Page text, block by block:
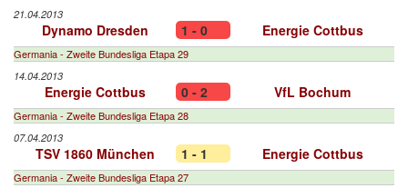
21.04.2013
Dynamo Dresden 1 - 0 Energie Cottbus
Germania - Zweite Bundesliga Etapa 29
14.04.2013
Energie Cottbus 0 - 2 VfL Bochum
Germania - Zweite Bundesliga Etapa 28
07.04.2013
TSV 1860 München 1 - 1 Energie Cottbus
Germania - Zweite Bundesliga Etapa 27